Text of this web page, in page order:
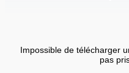
Impossible de télécharger
pas